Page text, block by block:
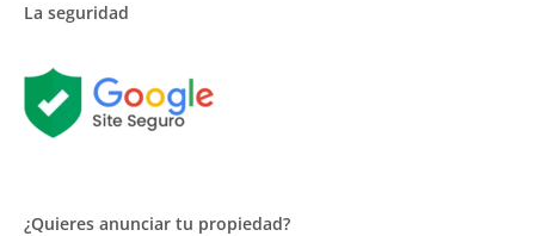
La seguridad
¿Quieres anunciar tu propiedad?